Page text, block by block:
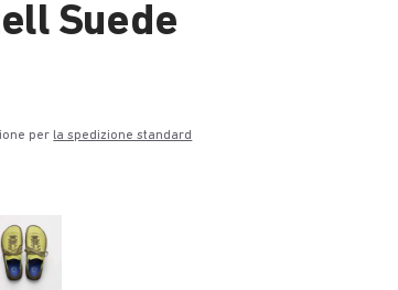
Suede
per la spedizione standard